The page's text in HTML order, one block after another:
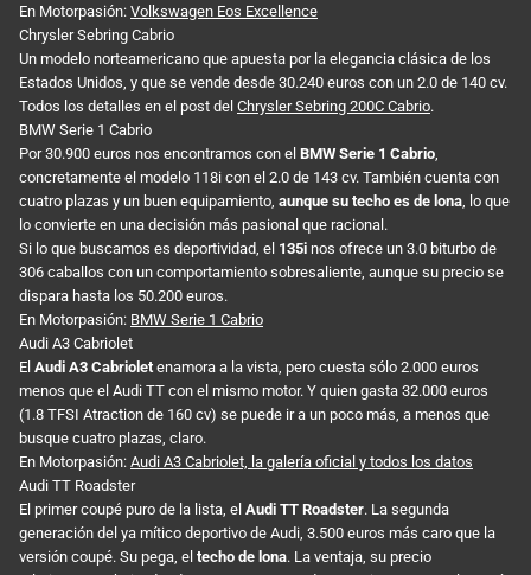
En Motorpasión: Volkswagen Eos Excellence
Chrysler Sebring Cabrio
Un modelo norteamericano que apuesta por la elegancia clásica de los
Estados Unidos, y que se vende desde 30.240 euros con un 2.0 de 140 cv.
Todos los detalles en el post del Chrysler Sebring 200C Cabrio.
BMW Serie 1 Cabrio
Por 30.900 euros nos encontramos con el BMW Serie 1 Cabrio
concretamente el modelo 118i con el 2.0 de 143 cv. También cuenta con
cuatro plazas y un buen equipamiento, aunque su techo es de lona , lo que
lo convierte en una decisión más pasional que racional.
Si lo que buscamos es deportividad, el 135i nos ofrece un 3.0 biturbo de
306 caballos con un comportamiento sobresaliente, aunque su precio se
dispara hasta los 50.200 euros.
En Motorpasión: BMW Serie 1 Cabrio
Audi A3 Cabriolet
El Audi A3 Cabriolet enamora a la vista, pero cuesta sólo 2.000 euros
menos que el Audi TT con el mismo motor. Y quien gasta 32.000 euros
(1.8 TFSI Atraction de 160 cv) se puede ir a un poco más, a menos que
busque cuatro plazas, claro.
En Motorpasión: Audi A3 Cabriolet, la galería oficial y todos los datos
Audi TT Roadster
El primer coupé puro de la lista, el Audi TT Roadster. La segunda
generación del ya mítico deportivo de Audi, 3.500 euros más caro que la
versión coupé. Su pega, el techo de lona. La ventaja, su precio